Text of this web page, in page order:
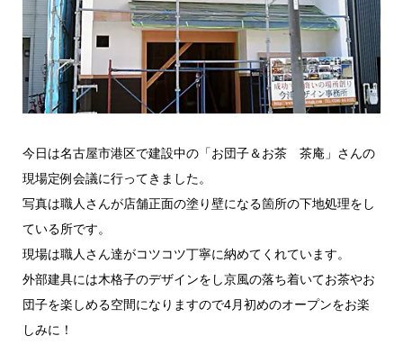
今日は名古屋市港区で建設中の「お団子＆お茶 茶庵」さんの
現場定例会議に行ってきました。
写真は職人さんが店舗正面の塗り壁になる箇所の下地処理をし
ている所です。
現場は職人さん達がコツコツ丁寧に納めてくれています。
外部建具には木格子のデザインをし京風の落ち着いてお茶やお
団子を楽しめる空間になりますので4月初めのオープンをお楽
しみに！